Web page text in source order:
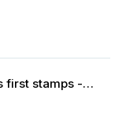
Franklin Mint - World's first stamps - postzegels in sterling zilver